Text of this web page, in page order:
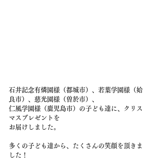
石井記念有燐園様（都城市）、若葉学園様（姶
良市）、慈光園様（曽於市）、
仁風学園様（鹿児島市）の子ども達に、クリス
マスプレゼントを
お届けしました。
多くの子ども達から、たくさんの笑顔を頂きま
した！